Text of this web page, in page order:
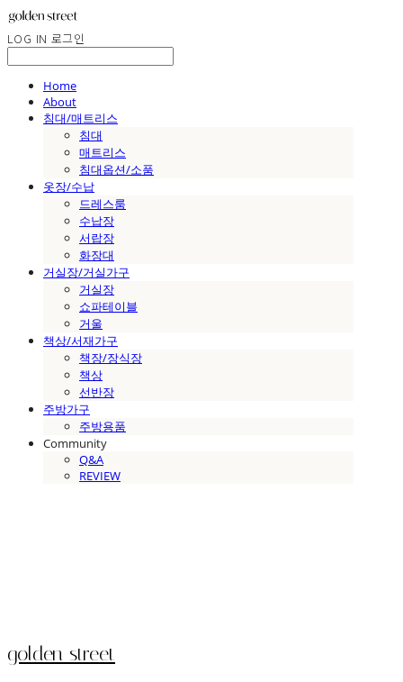
LOG IN 로그인
Home
About
침대/매트리스
침대
매트리스
침대옵션/소품
옷장/수납
드레스룸
수납장
서랍장
화장대
거실장/거실가구
거실장
쇼파테이블
거울
책상/서재가구
책장/장식장
책상
선반장
주방가구
주방용품
Community
Q&A
REVIEW
golden street